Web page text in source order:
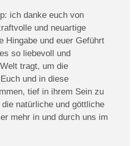
ich danke euch von
und neuartige
Hingabe und euer Geführt
so liebevoll und
tragt, um die
Euch und in diese
tief in ihrem Sein zu
natürliche und göttliche
mehr in und durch uns im